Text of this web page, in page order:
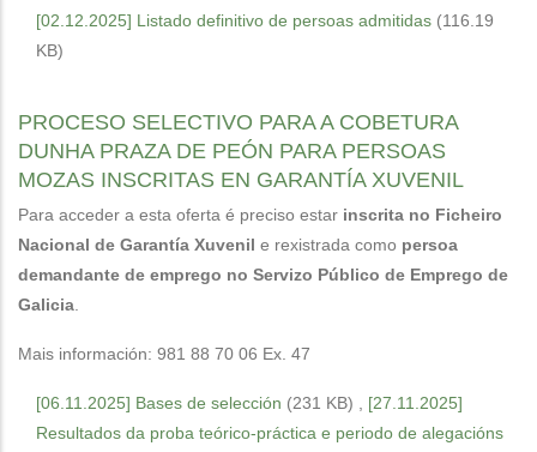
[02.12.2025] Listado definitivo de persoas admitidas (116.19
KB)
PROCESO SELECTIVO PARA A COBETURA
DUNHA PRAZA DE PEÓN PARA PERSOAS
MOZAS INSCRITAS EN GARANTÍA XUVENIL
Para acceder a esta oferta é preciso estar inscrita no Ficheiro
Nacional de Garantía Xuvenil e rexistrada como persoa
demandante de emprego no Servizo Público de Emprego de
Galicia
Mais información: 981 88 70 06 Ex. 47
[06.11.2025] Bases de selección (231 KB)
[27.11.2025]
Resultados da proba teórico-práctica e periodo de alegacións